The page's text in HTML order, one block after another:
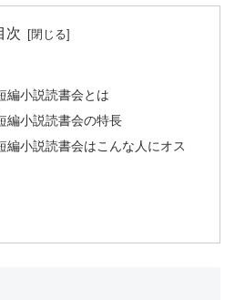
次
編小説読書会とは
編小説読書会の特長
編小説読書会はこんな人にオス